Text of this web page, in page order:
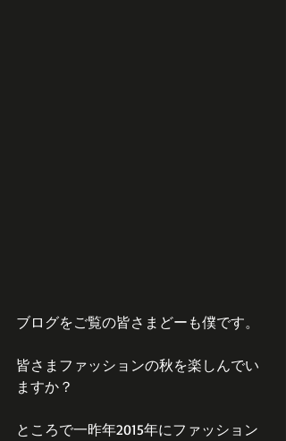
ブログをご覧の皆さまどーも僕です。
皆さまファッションの秋を楽しんでい
ますか？
ところで一昨年2015年にファッション